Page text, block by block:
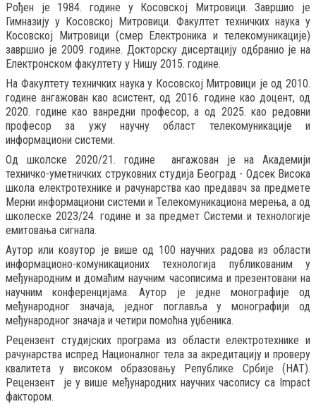
Рођен je 1984. године у Косовској Митровици. Завршио је
Гимназију у Косовској Митровици. Факултет техничких наука у
Косовској Митровици (смер Електроника и телекомуникације)
завршио је 2009. године. Докторску дисертацију одбранио је на
Електронском факултету у Нишу 2015. године.
На Факултету техничких наука у Косовској Митровици је од 2010.
године ангажован као асистент, од 2016. године као доцент, од
2020. године као ванредни професор, а од 2025. као редовни
професор за ужу научну област телекомуникације и
информациони системи.
Од школске 2020/21. године ангажован је на Академији
техничко-уметничких струковних студија Београд - Одсек Висока
школа електротехнике и рачунарства као предавач за предметe
Мерни информациони системи и Телекомуникациона мерења, а од
школеске 2023/24. године и за предмет Системи и технологије
емитовања сигнала.
Аутор или коаутор је више од 100 научних радова из области
информационо-комуникационих технологија публикованим у
међународним и домаћим научним часописима и презентовани на
научним конференцијама. Аутор је једне монографије од
међународног значаја, једног поглавља у монографији од
међународног значаја и четири помоћна уџбеника.
Рецензент студијских програма из области електротехнике и
рачунарства испред Националног тела за акредитацију и проверу
квалитета у високом образовању Републике Србије (НАТ).
Рецензент је у више међународних научних часопису са Impact
фактором.